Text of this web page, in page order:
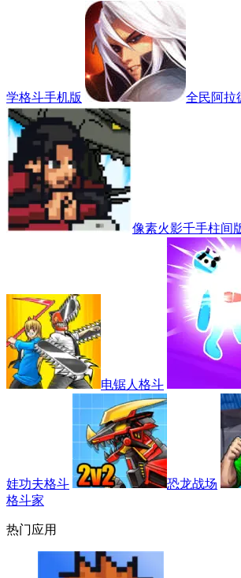
学格斗手机版 全民阿拉
像素火影千手柱间
电锯人格斗
娃功夫格斗 恐龙战场
格斗家
热门应用